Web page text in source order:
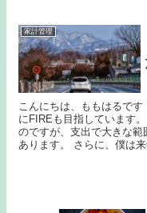
家計管理
こんにちは、ももはるで
にFIREも目指しています
のですが、支出で大きな
あります。 さらに、僕は